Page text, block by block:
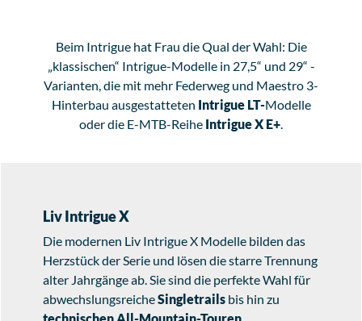
Beim Intrigue hat Frau die Qual der Wahl: Die
„klassischen“ Intrigue-Modelle in 27,5“ und 29“ -
Varianten, die mit mehr Federweg und Maestro 3-
Hinterbau ausgestatteten Intrigue LT-Modelle
oder die E-MTB-Reihe Intrigue X E+.
Liv Intrigue X
Die modernen Liv Intrigue X Modelle bilden das
Herzstück der Serie und lösen die starre Trennung
alter Jahrgänge ab. Sie sind die perfekte Wahl für
abwechslungsreicheSingletrails bis hin zu